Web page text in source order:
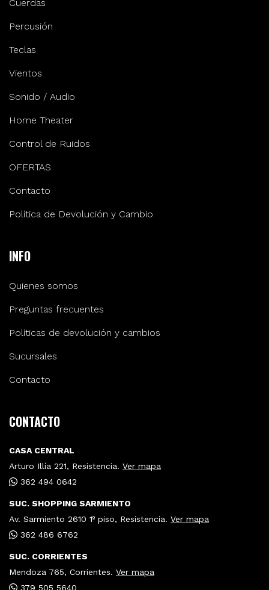
Cuerdas
Percusión
Teclas
Vientos
Sonido / Audio
Home Theater
Control de Ruidos
OFERTAS
Contacto
Política de Devolución y Cambio
INFO
Quienes somos
Preguntas frecuentes
Políticas de devolución y cambios
Sucursales
Contacto
CONTACTO
CASA CENTRAL
Arturo Illía 221, Resistencia. Ver mapa
362 494 0642
SUC. SHOPPING SARMIENTO
Av. Sarmiento 2610 1º piso, Resistencia. Ver mapa
362 486 6762
SUC. CORRIENTES
Mendoza 765, Corrientes. Ver mapa
379 505 5640